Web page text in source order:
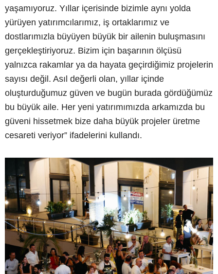
yaşamıyoruz. Yıllar içerisinde bizimle aynı yolda
yürüyen yatırımcılarımız, iş ortaklarımız ve
dostlarımızla büyüyen büyük bir ailenin buluşmasını
gerçekleştiriyoruz. Bizim için başarının ölçüsü
yalnızca rakamlar ya da hayata geçirdiğimiz projelerin
sayısı değil. Asıl değerli olan, yıllar içinde
oluşturduğumuz güven ve bugün burada gördüğümüz
bu büyük aile. Her yeni yatırımımızda arkamızda bu
güveni hissetmek bize daha büyük projeler üretme
cesareti veriyor” ifadelerini kullandı.